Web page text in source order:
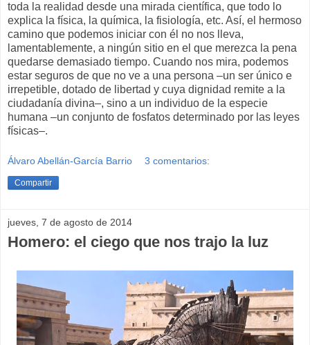
toda la realidad desde una mirada científica, que todo lo
explica la física, la química, la fisiología, etc. Así, el hermoso
camino que podemos iniciar con él no nos lleva,
lamentablemente, a ningún sitio en el que merezca la pena
quedarse demasiado tiempo. Cuando nos mira, podemos
estar seguros de que no ve a una persona –un ser único e
irrepetible, dotado de libertad y cuya dignidad remite a la
ciudadanía divina–, sino a un individuo de la especie
humana –un conjunto de fosfatos determinado por las leyes
físicas–.
Álvaro Abellán-García Barrio 3 comentarios:
Compartir
jueves, 7 de agosto de 2014
Homero: el ciego que nos trajo la luz